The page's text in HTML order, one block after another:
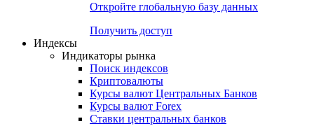
Календарь инвестора
Попробуйте7-дневный
Откройте глобальную базу данных
Получить доступ
Индикаторы рынка
Поиск индексов